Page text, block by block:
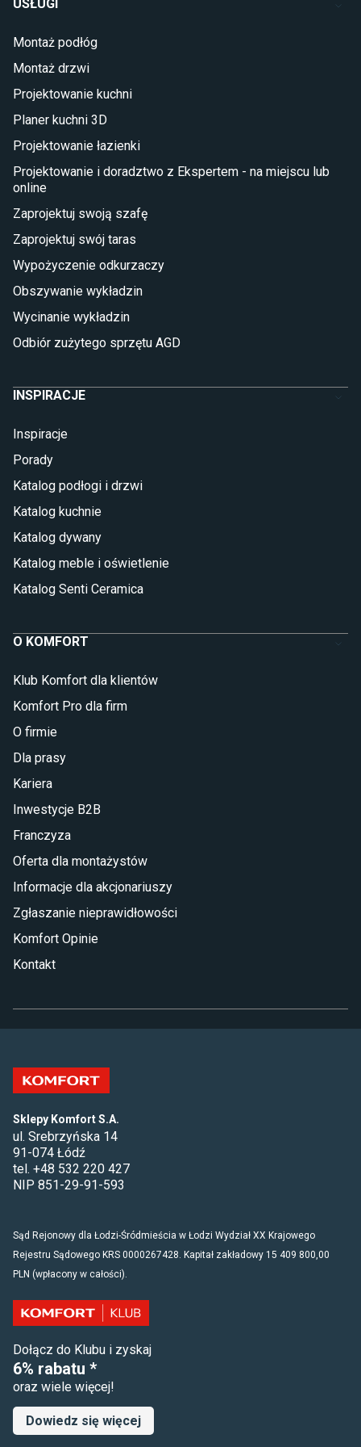
Łóżka dla dziecka (młodzieżowe)
Taras i balkon
Sztuczna trawa miękka
Koce i pledy
Płytki na balkon
Lampy stojące LED
Płytki
Płytki Cersanit
Płytki wielkoformatowe
Glazura
Płytki marmurowe
USŁUGI
Montaż podłóg
Montaż drzwi
Projektowanie kuchni
Planer kuchni 3D
Projektowanie łazienki
Projektowanie i doradztwo z Ekspertem - na miejscu lub
online
Zaprojektuj swoją szafę
Zaprojektuj swój taras
Wypożyczenie odkurzaczy
Obszywanie wykładzin
Wycinanie wykładzin
Odbiór zużytego sprzętu AGD
INSPIRACJE
Inspiracje
Porady
Katalog podłogi i drzwi
Katalog kuchnie
Katalog dywany
Katalog meble i oświetlenie
Katalog Senti Ceramica
O KOMFORT
Klub Komfort dla klientów
Komfort Pro dla firm
O firmie
Dla prasy
Kariera
Inwestycje B2B
Franczyza
Oferta dla montażystów
Informacje dla akcjonariuszy
Zgłaszanie nieprawidłowości
Komfort Opinie
Kontakt
Sklepy Komfort S.A.
ul. Srebrzyńska 14
91-074 Łódź
tel. +48 532 220 427
NIP 851-29-91-593
Sąd Rejonowy dla Łodzi-Śródmieścia w Łodzi Wydział XX Krajowego
Rejestru Sądowego KRS 0000267428. Kapitał zakładowy 15 409 800,00
PLN (wpłacony w całości).
Dołącz do Klubu i zyskaj
6% rabatu *
oraz wiele więcej!
Dowiedz się więcej